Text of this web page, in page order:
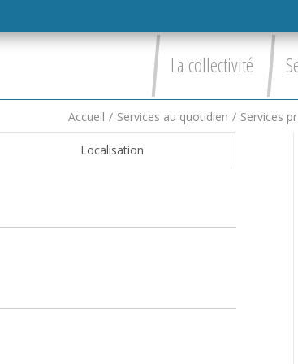
La collectivité
Accueil / Services au quotidien / Services
Localisation